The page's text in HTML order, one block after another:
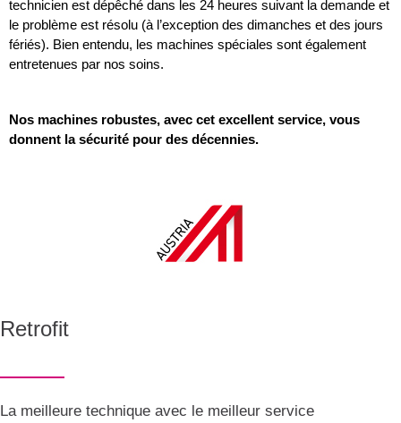
technicien est dépêché dans les 24 heures suivant la demande et
le problème est résolu (à l’exception des dimanches et des jours
fériés). Bien entendu, les machines spéciales sont également
entretenues par nos soins.
Nos machines robustes, avec cet excellent service, vous
donnent la sécurité pour des décennies.
Retrofit
La meilleure technique avec le meilleur service